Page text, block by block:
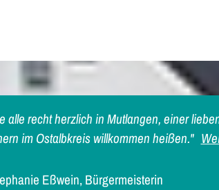
recht herzlich in Mutlangen, einer
im Ostalbkreis willkommen heißen."
Eßwein, Bürgermeisterin